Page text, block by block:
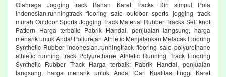
Olahraga Jogging track Bahan Karet Tracks Diri simpul Pola
indonesian.runningtrack flooring sale outdoor sports jogging track
murah Outdoor Sports Jogging Track Material Rubber Tracks Self knot
Pattern Harga terbaik: Pabrik Handal, penjualan langsung, harga
menarik untuk Anda! Poliuretan Athletic Menjalankan Melacak Flooring
Synthetic Rubber indonesian.runningtrack flooring sale polyurethane
athletic running track Polyurethane Athletic Running Track Flooring
Synthetic Rubber Track Harga terbaik: Pabrik Handal, penjualan
langsung, harga menarik untuk Anda! Cari Kualitas tinggi Karet